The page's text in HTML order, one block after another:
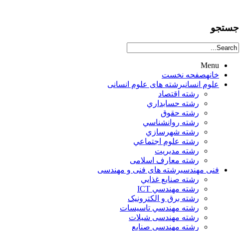
جستجو
Menu
خانهصفحه نخست
علوم انسانيرشته های علوم انسانی
رشته اقتصاد
رشته حسابداري
رشته حقوق
رشته روانشناسي
رشته شهرسازي
رشته علوم اجتماعي
رشته مديريت
رشته معارف اسلامی
فنی مهندسیرشته های فنی و مهندسی
رشته صنايع غذايي
رشته مهندسي ICT
رشته برق و الکترونيک
رشته مهندسي تاسيسات
رشته مهندسی شیلات
رشته مهندسی صنایع